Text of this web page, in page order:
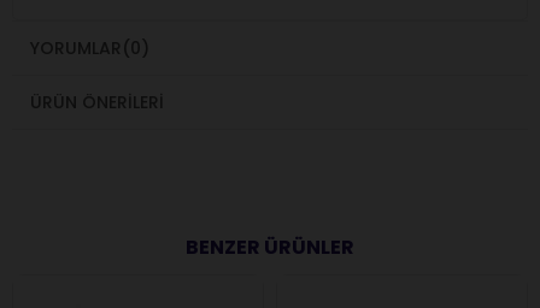
YORUMLAR (0)
ÜRÜN ÖNERILERI
BENZER ÜRÜNLER